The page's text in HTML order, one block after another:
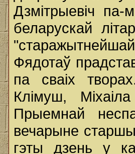
Дзмітрыевіч па-
беларускай
Фядотаў
па сваіх
Клімуш,
Прыемнай
вечарыне
гэты дзень у